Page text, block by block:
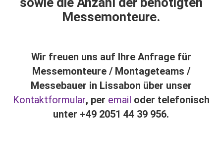
Messemonteure.
Wir freuen uns auf Ihre Anfrage für
Messemonteure / Montageteams /
Messebauer in Lissabon über unser
Kontaktformular, per email oder telefonisch
unter +49 2051 44 39 956.